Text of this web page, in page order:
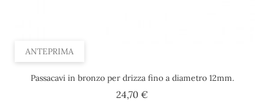
ANTEPRIMA
Passacavi in bronzo per drizza fino a diametro 12mm.
24,70 €Prezzo